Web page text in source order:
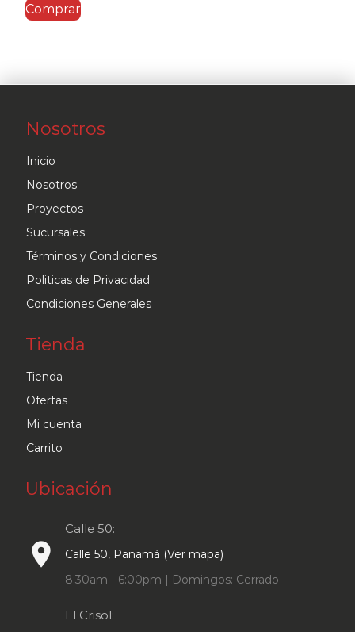
Comprar
Nosotros
Inicio
Nosotros
Proyectos
Sucursales
Términos y Condiciones
Politicas de Privacidad
Condiciones Generales
Tienda
Tienda
Ofertas
Mi cuenta
Carrito
Ubicación
place
Calle 50:
Calle 50, Panamá (Ver mapa)
8:30am - 6:00pm | Domingos: Cerrado
El Crisol: